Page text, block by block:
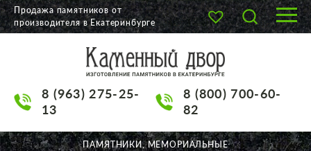
О КОМПАНИИ
НАШИ РАБОТЫ
АКЦИИ
Продажа памятников от
производителя в Екатеринбурге
8 (963) 275-25-
13
8 (800) 700-60-
82
ПАМЯТНИКИ, МЕМОРИАЛЬНЫЕ